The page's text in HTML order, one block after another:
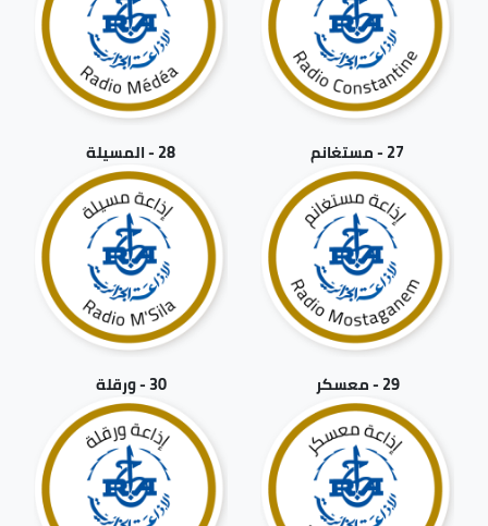
27 - مستغانم 28 - المسيلة
29 - معسكر 30 - ورقلة